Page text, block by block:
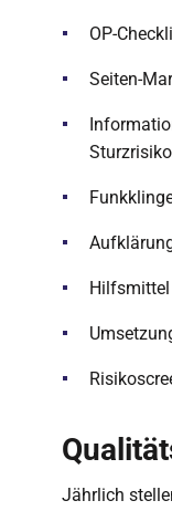
OP-
Seiten-
Hilfsmittel
Jährlich